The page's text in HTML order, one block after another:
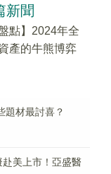
新聞
點】2024年全
產的牛熊博弈
題材最討喜？
赴美上市！亞盛醫